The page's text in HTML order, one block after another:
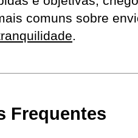
comuns sobre
.
Frequentes